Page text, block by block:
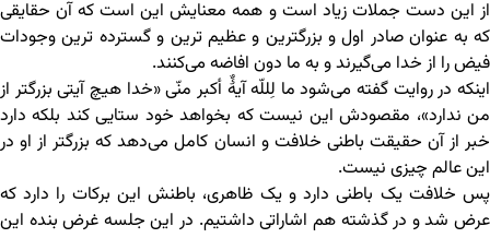
از این دست جملات زیاد است و همه معنایش این است که آن حقایقی
که به عنوان صادر اول و بزرگترین و عظیم ترین و گسترده ترین وجودات
فیض را از خدا می‌گیرند و به ما دون افاضه می‌کنند.
اینکه در روایت گفته می‌شود ما لِللّه آیۀٌ أکبر منّی «خدا هیچ آیتی بزرگتر از
من ندارد»، مقصودش این نیست که بخواهد خود ستایی کند بلکه دارد
خبر از آن حقیقت باطنی خلافت و انسان کامل می‌دهد که بزرگتر از او در
این عالم چیزی نیست.
پس خلافت یک باطنی دارد و یک ظاهری، باطنش این برکات را دارد که
عرض شد و در گذشته هم اشاراتی داشتیم. در این جلسه غرض بنده این